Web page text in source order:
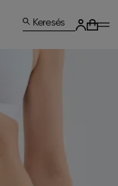
Keresés